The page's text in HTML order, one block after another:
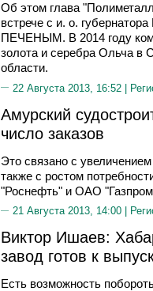
Об этом глава
встрече с и. о.
ПЕЧЕНЫМ. В 2014 году
золота и серебра Ольча в
области.
22 Августа 2013, 16:52 |
Амурский
число заказов
Это связано с
также с ростом
"Роснефть" и ОАО
21 Августа 2013, 14:00 |
Виктор Ишаев:
завод готов к
Есть возможность